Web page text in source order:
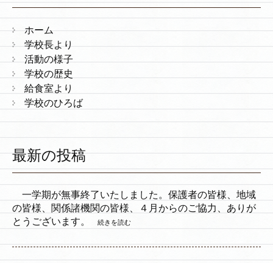
ホーム
学校長より
活動の様子
学校の歴史
給食室より
学校のひろば
最新の投稿
一学期が無事終了いたしました。保護者の皆様、地域
の皆様、関係諸機関の皆様、４月からのご協力、ありが
とうございます。
続きを読む